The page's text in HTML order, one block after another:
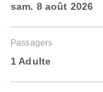
sam. 8 août 2026
Passagers
1 Adulte